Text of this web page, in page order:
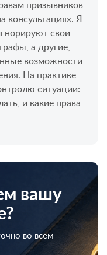
призывников
консультациях. Я
свои
а другие,
возможности
На практике
ситуации:
и какие права
вашу
во всем